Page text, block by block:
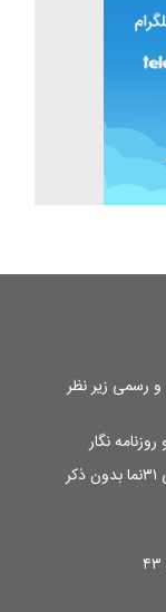
رسمی زیر نظر
نگار
استفاده از هریک از مطالب و تصاویر اختصاصی ۳۱نما بدون ذکر